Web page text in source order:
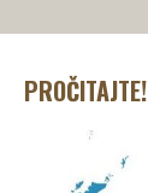
PROČITAJTE!